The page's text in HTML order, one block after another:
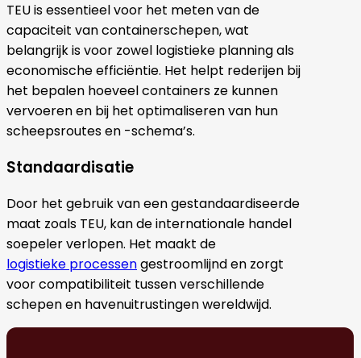
TEU is essentieel voor het meten van de
capaciteit van containerschepen, wat
belangrijk is voor zowel logistieke planning als
economische efficiëntie. Het helpt rederijen bij
het bepalen hoeveel containers ze kunnen
vervoeren en bij het optimaliseren van hun
scheepsroutes en -schema’s.
Standaardisatie
Door het gebruik van een gestandaardiseerde
maat zoals TEU, kan de internationale handel
soepeler verlopen. Het maakt de
logistieke processengestroomlijnd en zorgt
voor compatibiliteit tussen verschillende
schepen en havenuitrustingen wereldwijd.